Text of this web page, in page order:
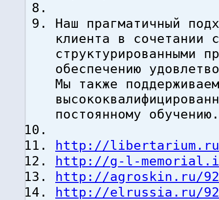
Наш прагматичный
клиента в сочетании
структурированными
обеспечению
Мы также
постоянному обучению.
http://libertarium.ru/
http://g-l-
http://agroskin.ru/
http://elrussia.ru/